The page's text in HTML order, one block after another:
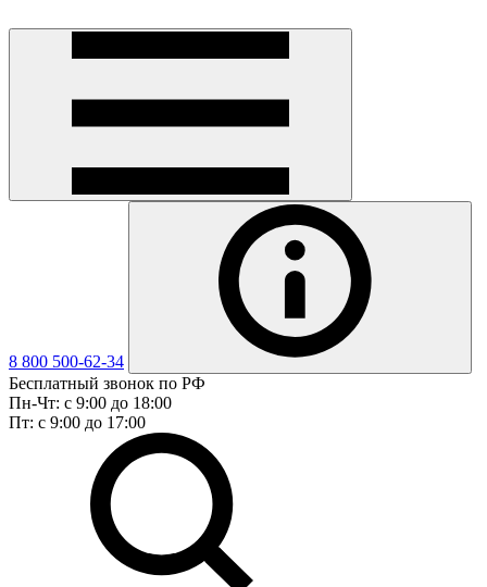
8 800 500-62-34
Бесплатный звонок по РФ
Пн-Чт: с 9:00 до 18:00
Пт: с 9:00 до 17:00